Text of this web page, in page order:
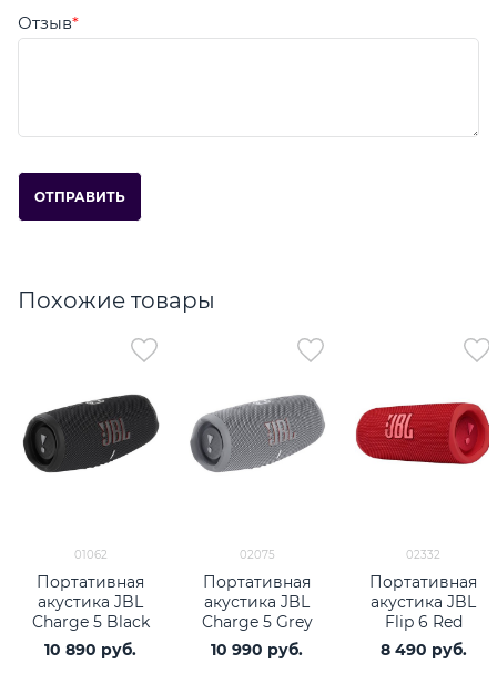
Отзыв
Похожие товары
01062
Портативная
акустика JBL
Charge 5 Black
10 890 руб.
02075
Портативная
акустика JBL
Charge 5 Grey
10 990 руб.
02332
Портативная
акустика JBL
Flip 6 Red
8 490 руб.